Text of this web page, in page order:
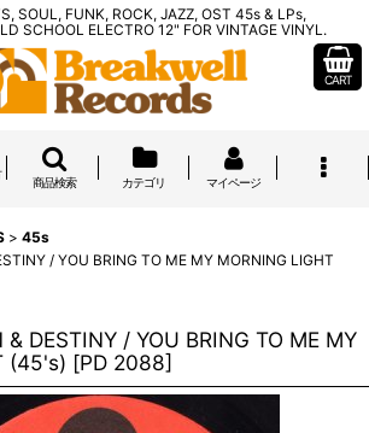
SOUL, FUNK, ROCK, JAZZ, OST 45s & LPs,
SCHOOL ELECTRO 12" FOR VINTAGE VINYL.
CART
商品検索 カテゴリ マイページ
> 45s
/ YOU BRING TO ME MY MORNING LIGHT
DESTINY / YOU BRING TO ME MY
(45's) [PD 2088]